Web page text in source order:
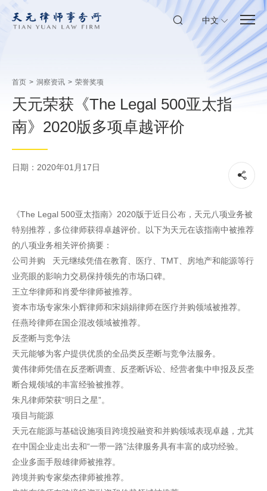
中文
首页 > 洞察资讯 > 荣誉奖项
天元荣获《The Legal 500亚太指
南》2020版多项卓越评价
日期：2020年01月17日
《The Legal 500亚太指南》2020版于近日公布，天元八项业务被
特别推荐，多位律师获得卓越评价。以下为天元在该指南中被推荐
的八项业务相关评价摘要：
公司并购 天元继续凭借在教育、医疗、TMT、房地产和能源等行
业亮眼的影响力交易保持领先的市场口碑。
王立华律师和肖爱华律师被推荐。
资本市场专家朱小辉律师和宋娟娟律师在医疗并购领域被推荐。
任燕玲律师在国企混改领域被推荐。
反垄断与竞争法
天元能够为客户提供优质的全品类反垄断与竞争法服务。
黄伟律师凭借在反垄断调查、反垄断诉讼、经营者集中申报及反垄
断合规领域的丰富经验被推荐。
朱凡律师荣获“明日之星”。
项目与能源
天元在能源与基础设施项目跨境投融资和并购领域表现卓越，尤其
在中国企业走出去和“一带一路”法律服务具有丰富的成功经验。
企业多面手殷雄律师被推荐。
跨境并购专家柴杰律师被推荐。